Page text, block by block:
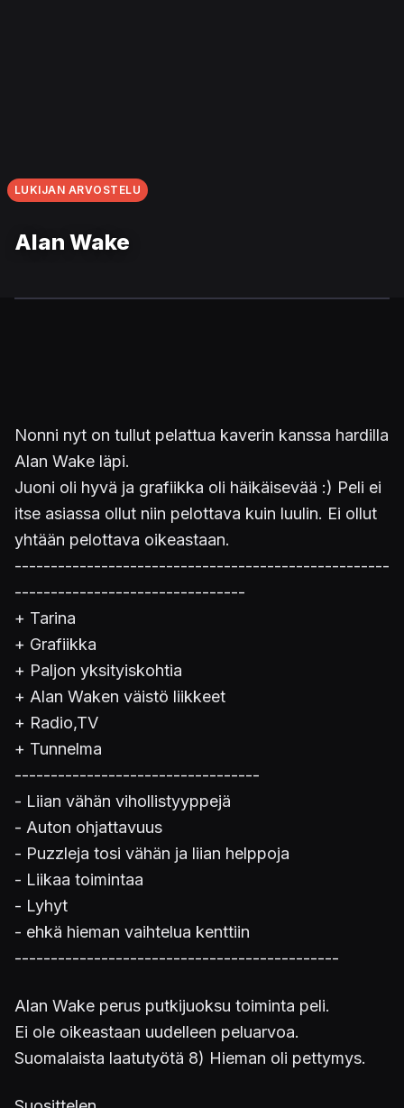
LUKIJAN ARVOSTELU
Alan Wake
Nonni nyt on tullut pelattua kaverin kanssa hardilla
Alan Wake läpi.
Juoni oli hyvä ja grafiikka oli häikäisevää :) Peli ei
itse asiassa ollut niin pelottava kuin luulin. Ei ollut
yhtään pelottava oikeastaan.
----------------------------------------------------
--------------------------------
+ Tarina
+ Grafiikka
+ Paljon yksityiskohtia
+ Alan Waken väistö liikkeet
+ Radio,TV
+ Tunnelma
----------------------------------
- Liian vähän vihollistyyppejä
- Auton ohjattavuus
- Puzzleja tosi vähän ja liian helppoja
- Liikaa toimintaa
- Lyhyt
- ehkä hieman vaihtelua kenttiin
---------------------------------------------
Alan Wake perus putkijuoksu toiminta peli.
Ei ole oikeastaan uudelleen peluarvoa.
Suomalaista laatutyötä 8) Hieman oli pettymys.